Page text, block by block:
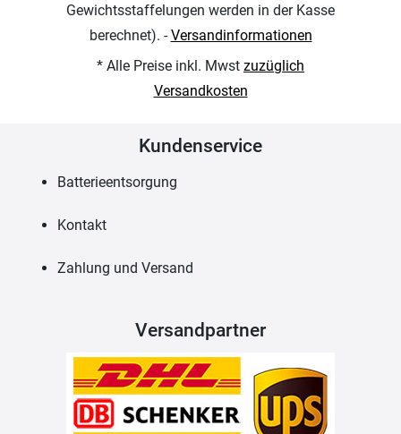
Gewichtsstaffelungen werden in der Kasse
berechnet). -Versandinformationen
* Alle Preise inkl. Mwst zuzüglich
Versandkosten
Kundenservice
Batterieentsorgung
Kontakt
Zahlung und Versand
Versandpartner